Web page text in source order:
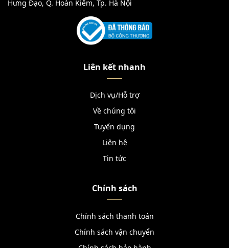
Hưng Đạo, Q. Hoàn Kiếm, Tp. Hà Nội
Liên kết nhanh
Dịch vụ/Hỗ trợ
Về chúng tôi
Tuyển dụng
Liên hệ
Tin tức
Chính sách
Chính sách thanh toán
Chính sách vận chuyển